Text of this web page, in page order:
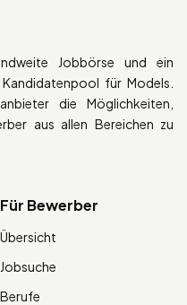
Jobbörse und ein
für Models.
die Möglichkeiten,
aus allen Bereichen zu
Für Bewerber
Übersicht
Jobsuche
Berufe